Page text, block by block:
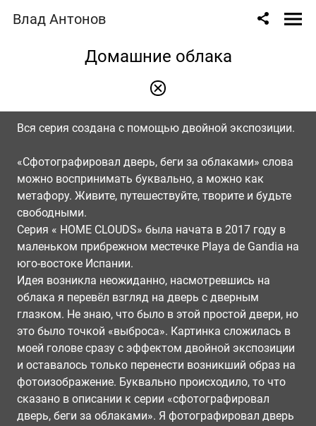
Влад Антонов
Домашние облака
Вся серия создана с помощью двойной экспозиции.
«Сфотографировал дверь, беги за облаками» слова
можно воспринимать буквально, а можно как
метафору. Живите, путешествуйте, творите и будьте
свободными.
Серия « HOME CLOUDS» была начата в 2017 году в
маленьком прибрежном местечке Playa de Gandia на
юго-востоке Испании.
Идея возникла неожиданно, насмотревшись на
облака я перевёл взгляд на дверь с дверным
глазком. Не знаю, что было в этой простой двери, но
это было точкой «выброса». Картинка сложилась в
моей голове сразу с эффектом двойной экспозиции
и оставалось только перенести возникший образ на
фотоизображение. Буквально происходило, то что
сказано в описании к серии «сфотографировал
дверь, беги за облаками». Я фотографировал дверь